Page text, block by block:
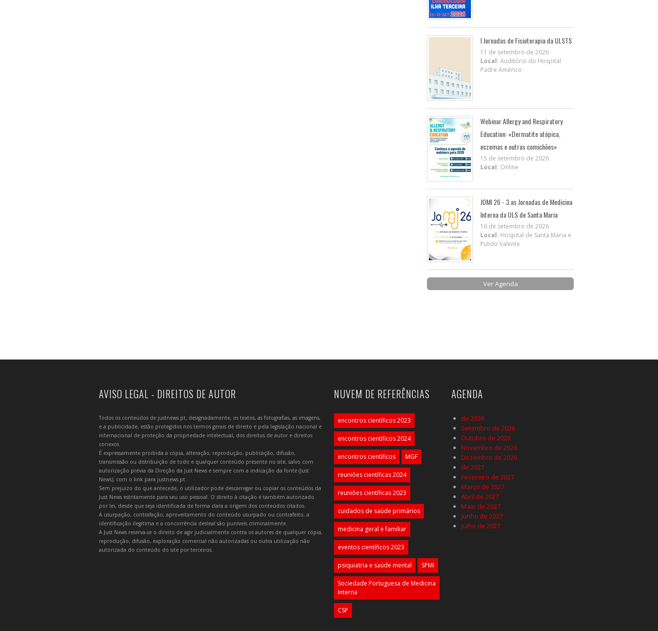
I Jornadas de Fisioterapia da ULSTS
11 de setembro de 2026
Local: Auditório do Hospital
Padre Américo
Webinar Allergy and Respiratory
Education: «Dermatite atópica,
eczemas e outras comichões»
15 de setembro de 2026
Local: Online
JOMI 26 - 3.as Jornadas de Medicina
Interna da ULS de Santa Maria
16 de setembro de 2026
Local: Hospital de Santa Maria e
Pulido Valente
Ver Agenda
AVISO LEGAL - DIREITOS DE AUTOR
Todos os conteúdos de justnews.pt, designadamente, os textos, as fotografias, as imagens,
e a publicidade, estão protegidos nos termos gerais de direito e pela legislação nacional e
internacional de proteção da propriedade intelectual, dos direitos de autor e direitos
conexos.
É expressamente proibida a cópia, alteração, reprodução, publicação, difusão,
transmissão ou distribuição de todo e qualquer conteúdo presente no site, salvo com
autorização prévia da Direção da Just News e sempre com a indicação da fonte (Just
News), com o link para justnews.pt.
Sem prejuízo do que antecede, o utilizador pode descarregar ou copiar os conteúdos da
Just News estritamente para seu uso pessoal. O direito à citação é também autorizado
por lei, desde que seja identificada de forma clara a origem dos conteúdos citados.
A usurpação, contrafação, aproveitamento do conteúdo usurpado ou contrafeito, a
identificação ilegítima e a concorrência desleal são puníveis criminalmente.
A Just News reserva-se o direito de agir judicialmente contra os autores de qualquer cópia,
reprodução, difusão, exploração comercial não autorizadas ou outra utilização não
autorizada do conteúdo do site por terceiros.
NUVEM DE REFERÊNCIAS
encontros científicos 2023
encontros científicos 2024
encontros científicos MGF
reuniões científicas 2024
reuniões científicas 2023
cuidados de saúde primários
medicina geral e familiar
eventos científicos 2023
psiquiatria e saúde mental SPMI
Sociedade Portuguesa de Medicina
Interna
CSP
AGENDA
de 2026
Setembro de 2026
Outubro de 2026
Novembro de 2026
Dezembro de 2026
de 2027
Fevereiro de 2027
Março de 2027
Abril de 2027
Maio de 2027
Junho de 2027
Julho de 2027